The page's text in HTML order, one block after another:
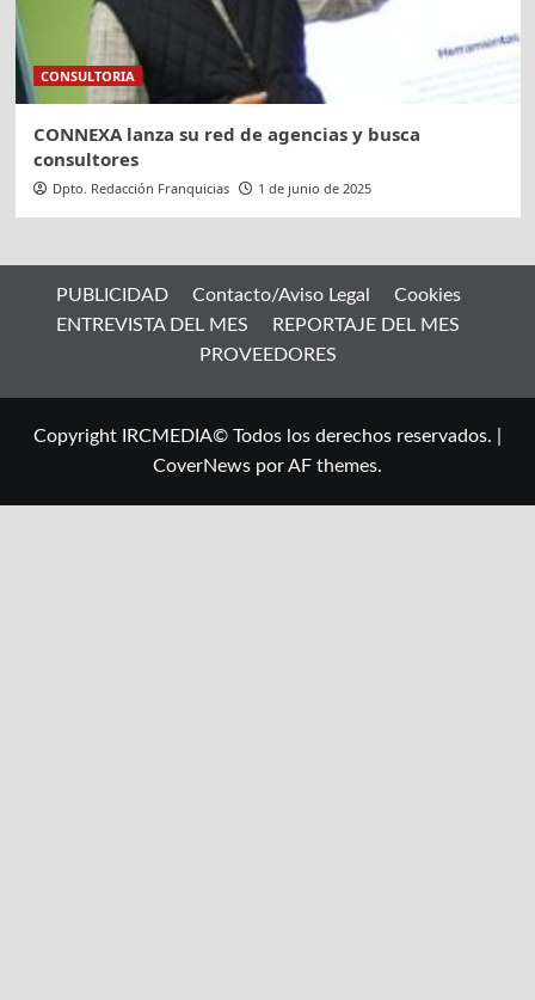
CONSULTORIA
CONNEXA lanza su red de agencias y busca
consultores
Dpto. Redacción Franquicias 1 de junio de 2025
PUBLICIDAD Contacto/Aviso Legal
Cookies
ENTREVISTA DEL MES
REPORTAJE DEL MES
PROVEEDORES
Copyright IRCMEDIA© Todos los derechos reservados.
CoverNews por AF themes.